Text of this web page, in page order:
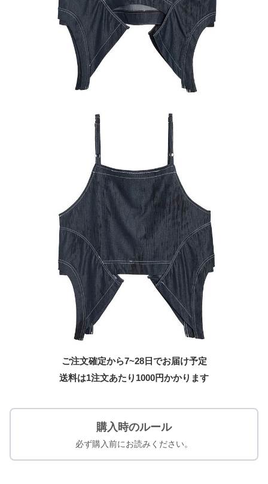
ご注文確定から7~28日でお届け予定
送料は1注文あたり 1000円かかります
購入時のルール
必ず購入前にお読みください。